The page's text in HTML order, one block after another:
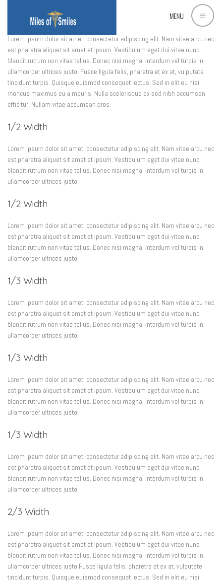
MENU
1/1 Width
Lorem ipsum dolor sit amet, consectetur adipiscing elit. Nam vitae arcu nec
est pharetra aliquet sit amet et ipsum. Vestibulum eget dui vitae nunc
blandit rutrum non vitae tellus. Donec nisi magna, interdum vel turpis in,
ullamcorper ultrices justo. Fusce ligula felis, pharetra et ex at, vulputate
tincidunt turpis. Quisque euismod consequat lectus. Sed in elit eu nisi
rhoncus maximus eu a mauris. Nulla scelerisque ex sed nibh accumsan
efficitur. Nullam vitae accumsan eros.
1/2 Width
Lorem ipsum dolor sit amet, consectetur adipiscing elit. Nam vitae arcu nec
est pharetra aliquet sit amet et ipsum. Vestibulum eget dui vitae nunc
blandit rutrum non vitae tellus. Donec nisi magna, interdum vel turpis in,
ullamcorper ultrices justo.
1/2 Width
Lorem ipsum dolor sit amet, consectetur adipiscing elit. Nam vitae arcu nec
est pharetra aliquet sit amet et ipsum. Vestibulum eget dui vitae nunc
blandit rutrum non vitae tellus. Donec nisi magna, interdum vel turpis in,
ullamcorper ultrices justo.
1/3 Width
Lorem ipsum dolor sit amet, consectetur adipiscing elit. Nam vitae arcu nec
est pharetra aliquet sit amet et ipsum. Vestibulum eget dui vitae nunc
blandit rutrum non vitae tellus. Donec nisi magna, interdum vel turpis in,
ullamcorper ultrices justo.
1/3 Width
Lorem ipsum dolor sit amet, consectetur adipiscing elit. Nam vitae arcu nec
est pharetra aliquet sit amet et ipsum. Vestibulum eget dui vitae nunc
blandit rutrum non vitae tellus. Donec nisi magna, interdum vel turpis in,
ullamcorper ultrices justo.
1/3 Width
Lorem ipsum dolor sit amet, consectetur adipiscing elit. Nam vitae arcu nec
est pharetra aliquet sit amet et ipsum. Vestibulum eget dui vitae nunc
blandit rutrum non vitae tellus. Donec nisi magna, interdum vel turpis in,
ullamcorper ultrices justo.
2/3 Width
Lorem ipsum dolor sit amet, consectetur adipiscing elit. Nam vitae arcu nec
est pharetra aliquet sit amet et ipsum. Vestibulum eget dui vitae nunc
blandit rutrum non vitae tellus. Donec nisi magna, interdum vel turpis in,
ullamcorper ultrices justo.Fusce ligula felis, pharetra et ex at, vulputate
tincidunt turpis. Quisque euismod consequat lectus. Sed in elit eu nisi